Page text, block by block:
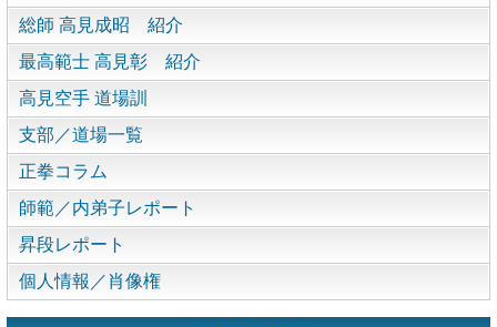
総師 高見成昭 紹介
最高範士 高見彰 紹介
高見空手 道場訓
支部／道場一覧
正拳コラム
師範／内弟子レポート
昇段レポート
個人情報／肖像権